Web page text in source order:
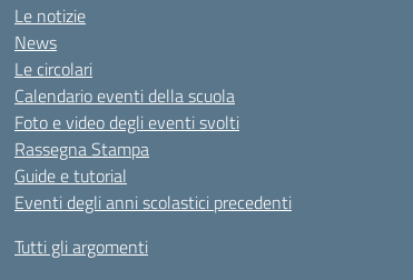
Le notizie
News
Le circolari
Calendario eventi della scuola
Foto e video degli eventi svolti
Rassegna Stampa
Guide e tutorial
Eventi degli anni scolastici precedenti
Tutti gli argomenti